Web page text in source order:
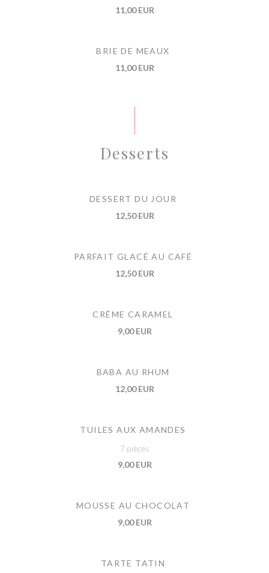
11,00 EUR
BRIE DE MEAUX
11,00 EUR
Desserts
DESSERT DU JOUR
12,50 EUR
PARFAIT GLACÉ AU CAFÉ
12,50 EUR
CRÈME CARAMEL
9,00 EUR
BABA AU RHUM
12,00 EUR
TUILES AUX AMANDES
7 pièces
9,00 EUR
MOUSSE AU CHOCOLAT
9,00 EUR
TARTE TATIN